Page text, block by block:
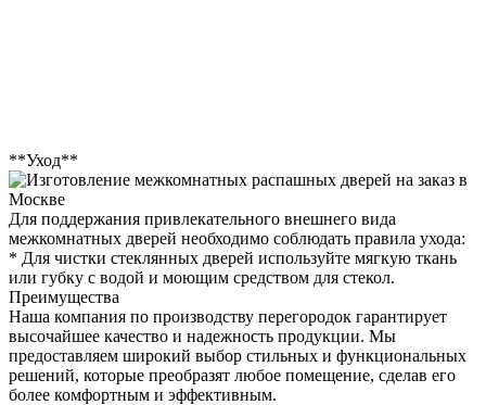
**Уход**
Для поддержания привлекательного внешнего вида
межкомнатных дверей необходимо соблюдать правила ухода:
* Для чистки стеклянных дверей используйте мягкую ткань
или губку с водой и моющим средством для стекол.
Преимущества
Наша компания по производству перегородок гарантирует
высочайшее качество и надежность продукции. Мы
предоставляем широкий выбор стильных и функциональных
решений, которые преобразят любое помещение, сделав его
более комфортным и эффективным.